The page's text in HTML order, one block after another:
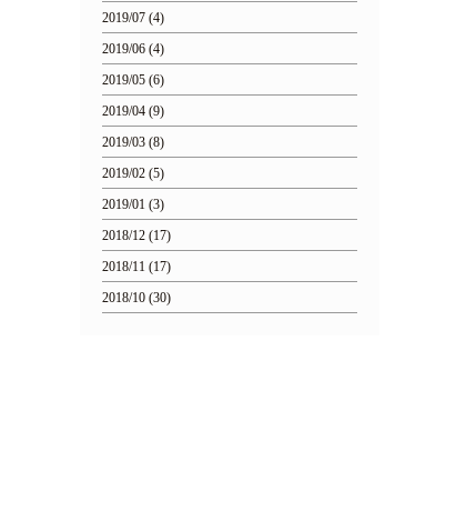
2019/07 (4)
2019/06 (4)
2019/05 (6)
2019/04 (9)
2019/03 (8)
2019/02 (5)
2019/01 (3)
2018/12 (17)
2018/11 (17)
2018/10 (30)